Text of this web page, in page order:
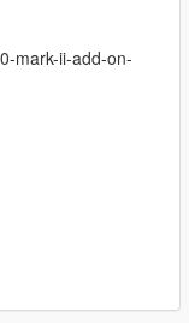
mark-ii-add-on-